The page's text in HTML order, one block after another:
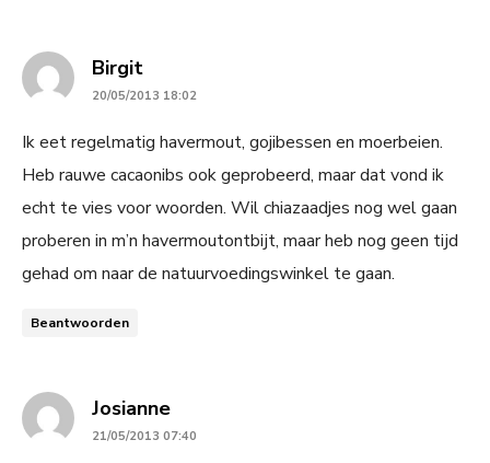
Birgitsays:
20/05/2013 18:02
Ik eet regelmatig havermout, gojibessen en moerbeien.
Heb rauwe cacaonibs ook geprobeerd, maar dat vond ik
echt te vies voor woorden. Wil chiazaadjes nog wel gaan
proberen in m’n havermoutontbijt, maar heb nog geen tijd
gehad om naar de natuurvoedingswinkel te gaan.
Beantwoorden
Josiannesays:
21/05/2013 07:40